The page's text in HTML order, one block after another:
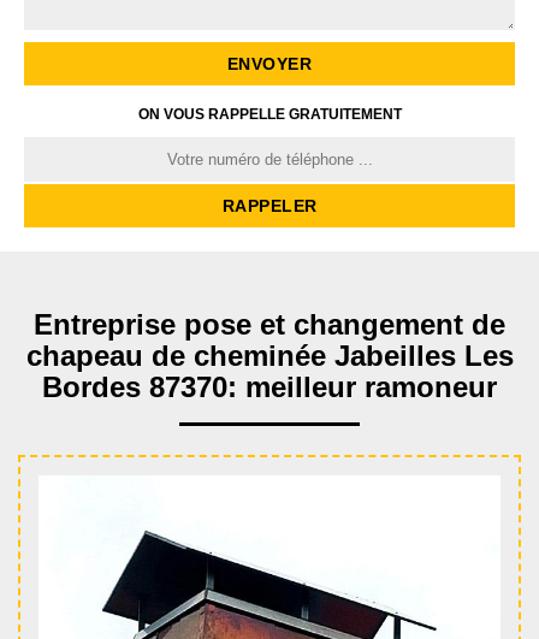
ON VOUS RAPPELLE GRATUITEMENT
Entreprise pose et changement de
chapeau de cheminée Jabeilles Les
Bordes 87370: meilleur ramoneur